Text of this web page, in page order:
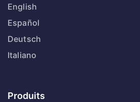
English
Español
Deutsch
Italiano
Produits